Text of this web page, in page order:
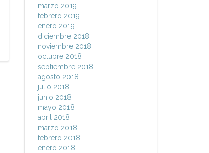
marzo 2019
febrero 2019
enero 2019
diciembre 2018
noviembre 2018
octubre 2018
septiembre 2018
agosto 2018
julio 2018
junio 2018
mayo 2018
abril 2018
marzo 2018
febrero 2018
enero 2018